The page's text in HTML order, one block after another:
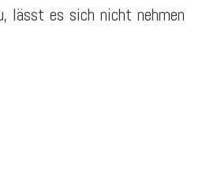
lässt es sich nicht nehmen